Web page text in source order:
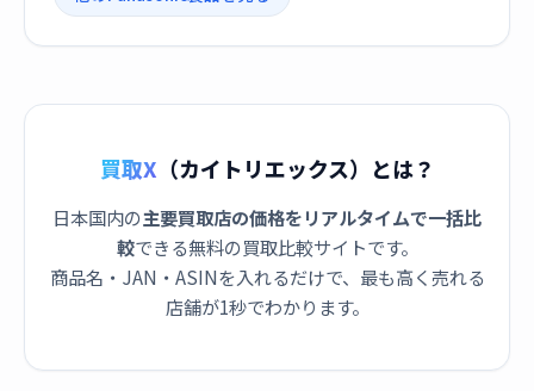
買取X （カイトリエックス）とは？
日本国内の主要買取店の価格をリアルタイムで一括比
較できる無料の買取比較サイトです。
商品名・JAN・ASINを入れるだけで、最も高く売れる
店舗が1秒でわかります。